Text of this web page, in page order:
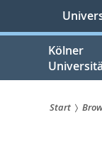
springen
Kölner
Start